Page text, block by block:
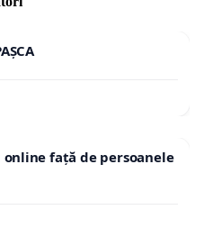
față de persoanele